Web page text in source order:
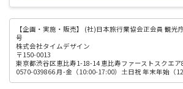
【企画・実施・販売】
(社)日本旅行業協会正会員 観光
号
株式会社タイムデザイン
〒150-0013
東京都渋谷区恵比寿1-18-14 恵比寿ファーストスクエア
0570-039866 月-金（10:00-17:00）土日祝 年末年始（